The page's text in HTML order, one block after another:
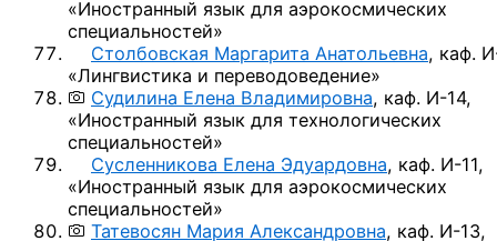
«Иностранный язык для аэрокосмических
специальностей»
Столбовская Маргарита Анатольевна, каф.
«Лингвистика и переводоведение»
Судилина Елена Владимировна, каф. И-14,
«Иностранный язык для технологических
специальностей»
Сусленникова Елена Эдуардовна, каф. И-11,
«Иностранный язык для аэрокосмических
специальностей»
Татевосян Мария Александровна, каф. И-13,